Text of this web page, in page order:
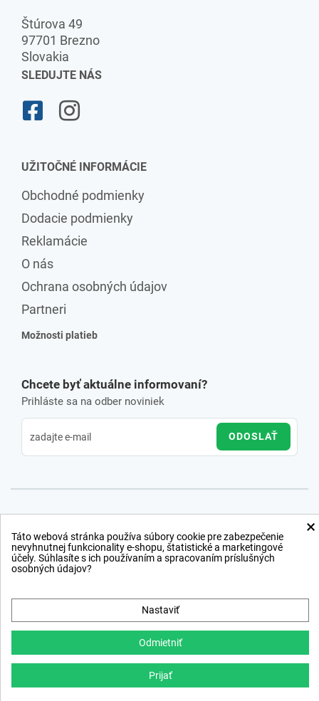
Štúrova 49
97701 Brezno
Slovakia
SLEDUJTE NÁS
UŽITOČNÉ INFORMÁCIE
Obchodné podmienky
Dodacie podmienky
Reklamácie
O nás
Ochrana osobných údajov
Partneri
Možnosti platieb
Chcete byť aktuálne informovaní?
Prihláste sa na odber noviniek
ODOSLAŤ
×
Táto webová stránka používa súbory cookie pre zabezpečenie
nevyhnutnej funkcionality e-shopu, štatistické a marketingové
účely. Súhlasíte s ich používaním a spracovaním príslušných
osobných údajov?
Nastaviť
Odmietniť
Prijať